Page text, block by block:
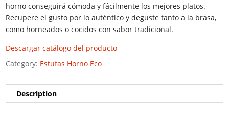
horno conseguirá cómoda y fácilmente los mejores platos.
Recupere el gusto por lo auténtico y deguste tanto a la brasa,
como horneados o cocidos con sabor tradicional.
Descargar catálogo del producto
Category: Estufas Horno Eco
Description